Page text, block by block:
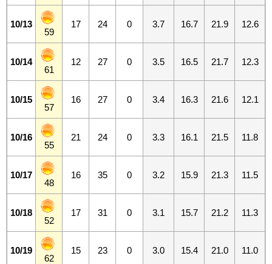
10/13
59
17 24 0 3.7 16.7 21.9 12.6
10/14
61
12 27 0 3.5 16.5 21.7 12.3
10/15
57
16 27 0 3.4 16.3 21.6 12.1
10/16
55
21 24 0 3.3 16.1 21.5 11.8
10/17
48
16 35 0 3.2 15.9 21.3 11.5
10/18
52
17 31 0 3.1 15.7 21.2 11.3
10/19
62
15 23 0 3.0 15.4 21.0 11.0